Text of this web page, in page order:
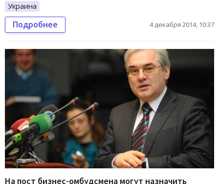
Украина
Подробнее 4 декабря 2014, 10:37
На пост бизнес-омбудсмена могут назначить